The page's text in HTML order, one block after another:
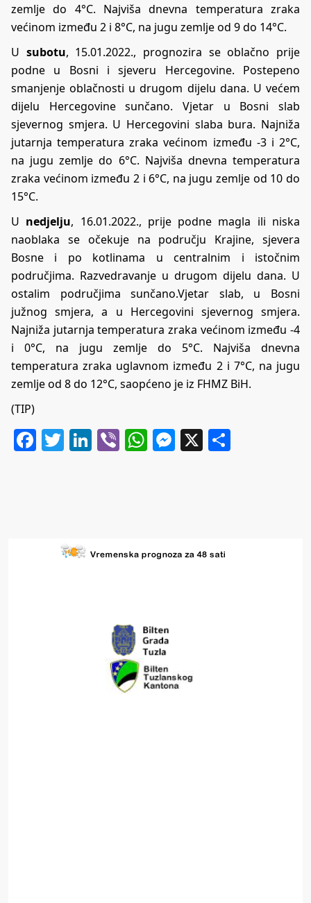
zemlje do 4°C. Najviša dnevna temperatura zraka
većinom između 2 i 8°C, na jugu zemlje od 9 do 14°C.
U subotu, 15.01.2022., prognozira se oblačno prije
podne u Bosni i sjeveru Hercegovine. Postepeno
smanjenje oblačnosti u drugom dijelu dana. U većem
dijelu Hercegovine sunčano. Vjetar u Bosni slab
sjevernog smjera. U Hercegovini slaba bura. Najniža
jutarnja temperatura zraka većinom između -3 i 2°C,
na jugu zemlje do 6°C. Najviša dnevna temperatura
zraka većinom između 2 i 6°C, na jugu zemlje od 10 do
15°C.
U nedjelju, 16.01.2022., prije podne magla ili niska
naoblaka se očekuje na području Krajine, sjevera
Bosne i po kotlinama u centralnim i istočnim
područjima. Razvedravanje u drugom dijelu dana. U
ostalim područjima sunčano.Vjetar slab, u Bosni
južnog smjera, a u Hercegovini sjevernog smjera.
Najniža jutarnja temperatura zraka većinom između -4
i 0°C, na jugu zemlje do 5°C. Najviša dnevna
temperatura zraka uglavnom između 2 i 7°C, na jugu
zemlje od 8 do 12°C, saopćeno je iz FHMZ BiH.
(TIP)
Facebook
Twitter
LinkedIn
ViberWhatsApp
Messenger
X